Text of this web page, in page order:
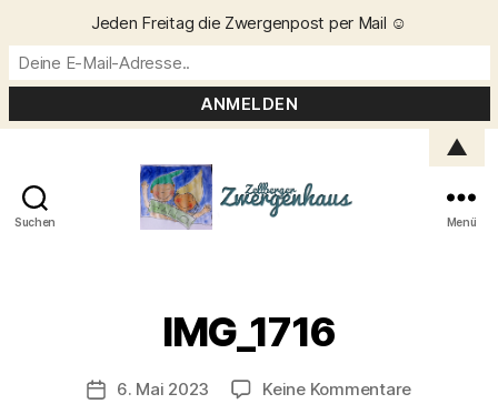
Suchen Menü
IMG_1716
Beitragsautor
n
C
ri
Veröffentlichungsdatum
6. Mai 2023 Keine Kommentarezu
Jeden Freitag die Zwergenpost per Mail ☺️
▲